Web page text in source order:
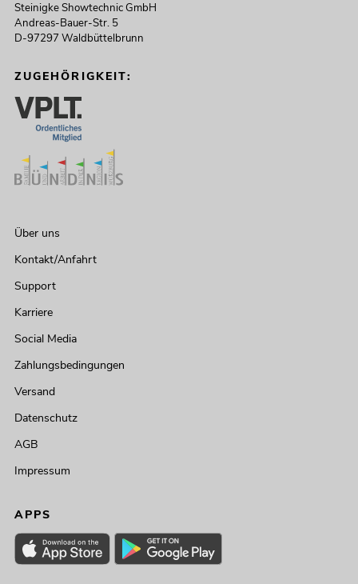
Steinigke Showtechnic GmbH
Andreas-Bauer-Str. 5
D-97297 Waldbüttelbrunn
ZUGEHÖRIGKEIT:
Über uns
Kontakt/Anfahrt
Support
Karriere
Social Media
Zahlungsbedingungen
Versand
Datenschutz
AGB
Impressum
APPS